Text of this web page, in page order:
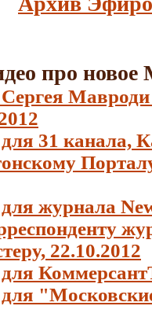
про
31 канала,
журнала
22.10.2012